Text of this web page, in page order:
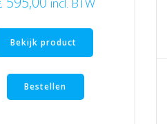
Bekijk product
Bestellen